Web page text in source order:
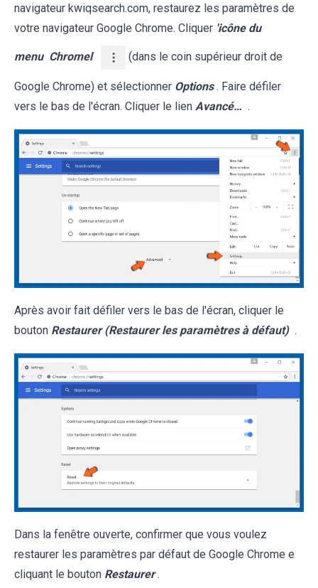
navigateur kwiqsearch.com, restaurez les paramètres de
votre navigateur Google Chrome. Cliquer 'icône du
menu Chromel (dans le coin supérieur droit de
Google Chrome) et sélectionner Options . Faire défiler
vers le bas de l'écran. Cliquer le lien Avancé… .
Après avoir fait défiler vers le bas de l'écran, cliquer le
bouton Restaurer (Restaurer les paramètres à défaut) .
Dans la fenêtre ouverte, confirmer que vous voulez
restaurer les paramètres par défaut de Google Chrome e
cliquant le bouton Restaurer .